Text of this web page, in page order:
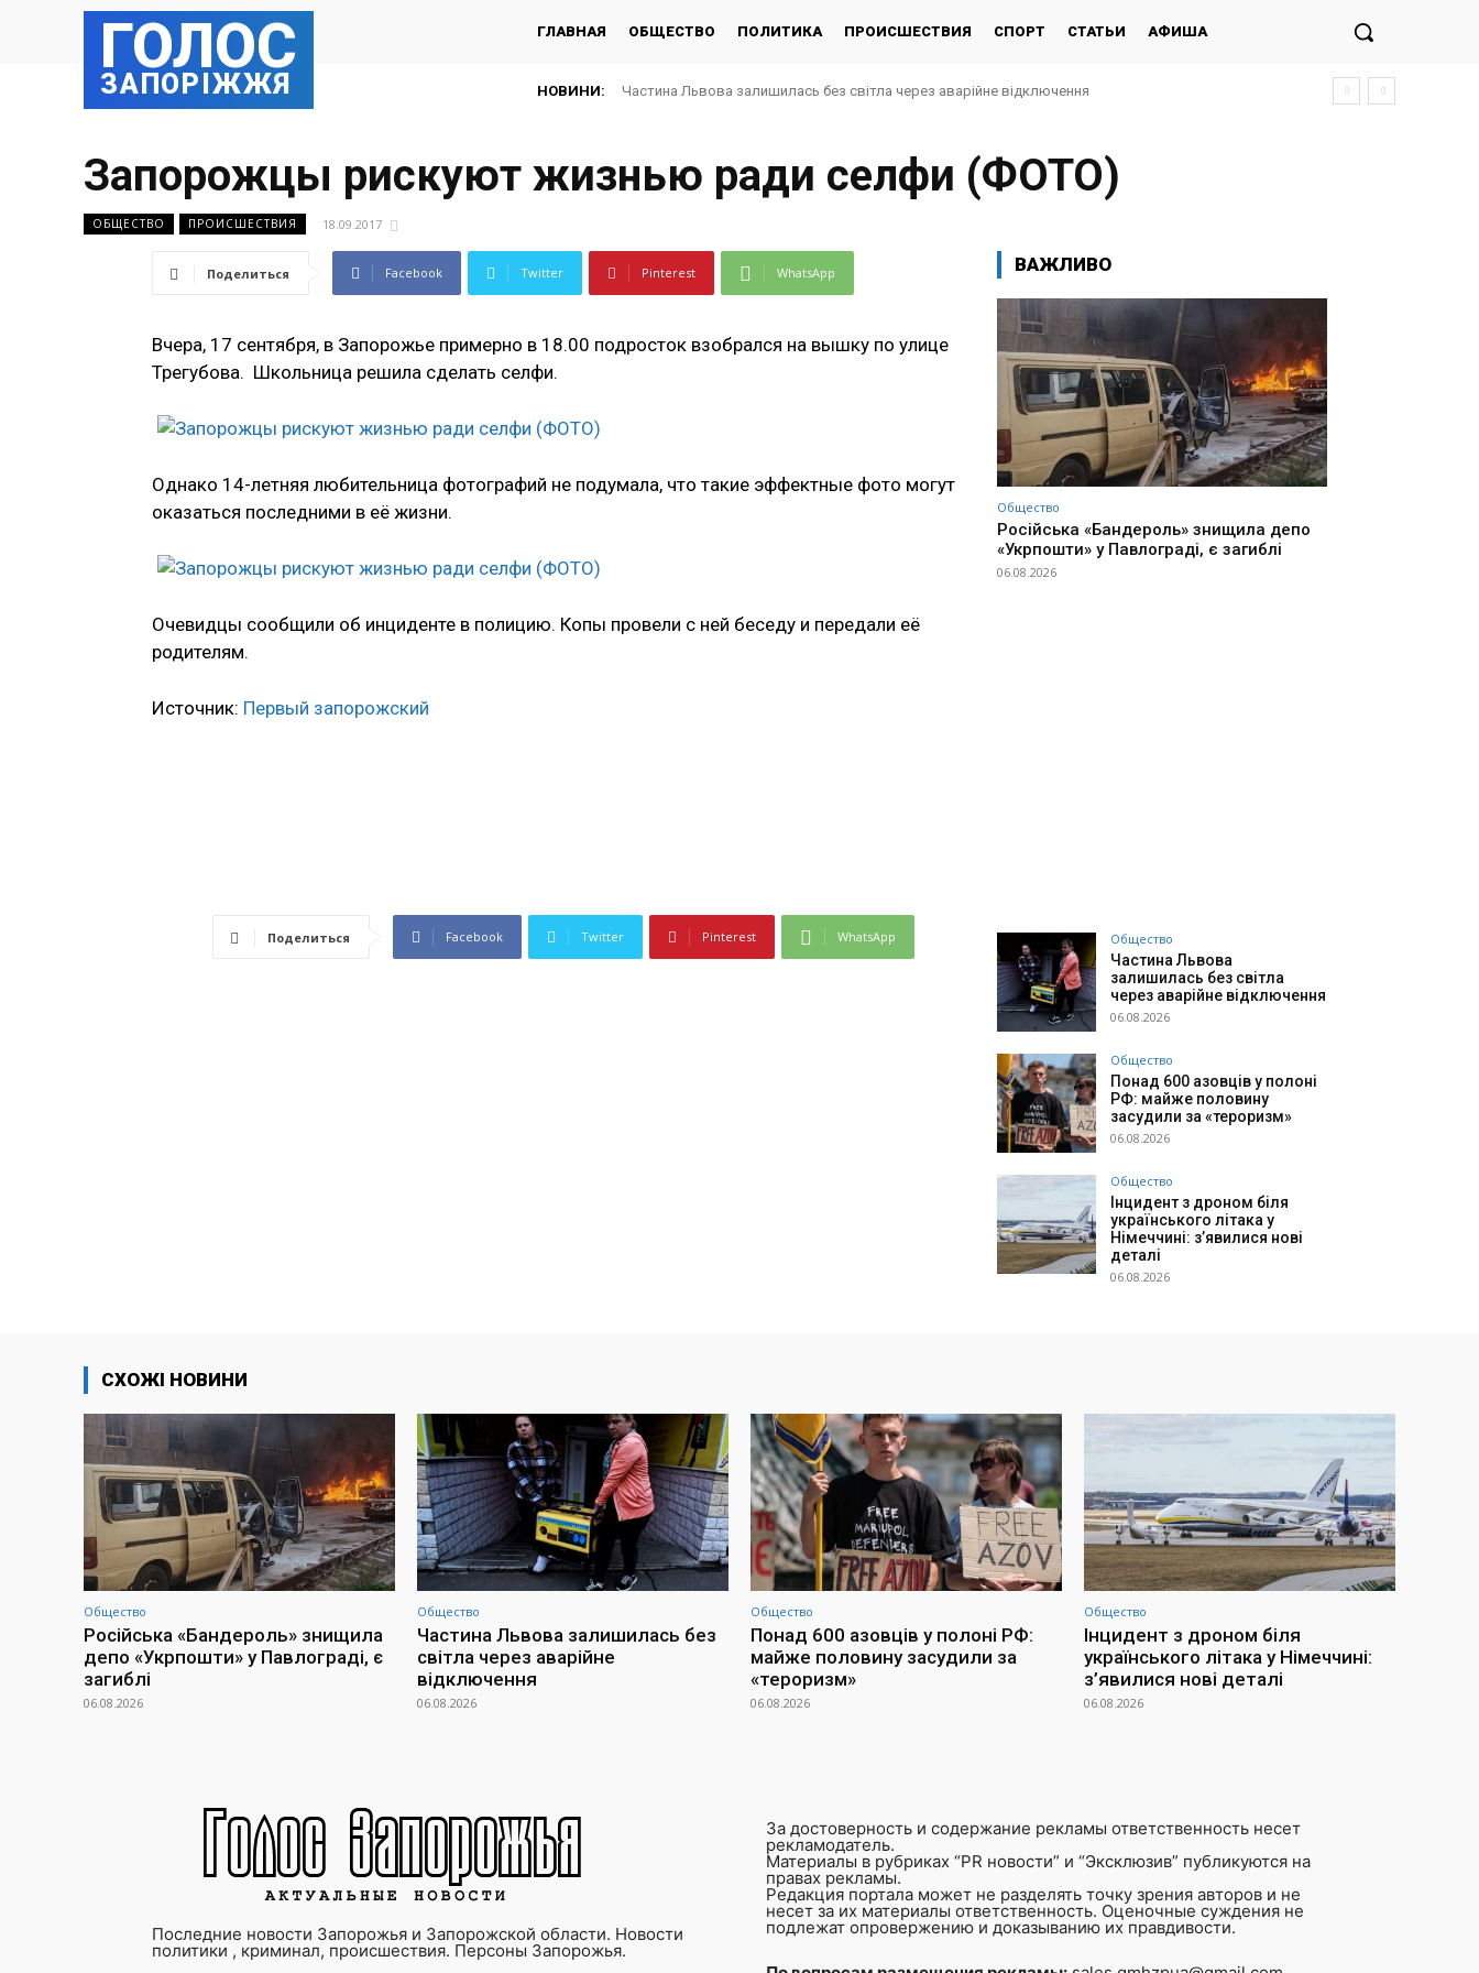
ГОЛОС
ЗАПОРІЖЖЯ
ГЛАВНАЯ ОБЩЕСТВО ПОЛИТИКА ПРОИСШЕСТВИЯ СПОРТ СТАТЬИ АФИША
НОВИНИ: Частина Львова залишилась без світла через аварійне відключення
Запорожцы рискуют жизнью ради селфи (ФОТО)
ОБЩЕСТВО ПРОИСШЕСТВИЯ 18.09.2017
Поделиться Facebook Twitter Pinterest WhatsApp
Вчера, 17 сентября, в Запорожье примерно в 18.00 подросток взобрался на вышку по улице
Трегубова. Школьница решила сделать селфи.
Однако 14-летняя любительница фотографий не подумала, что такие эффектные фото могут
оказаться последними в её жизни.
Очевидцы сообщили об инциденте в полицию. Копы провели с ней беседу и передали её
родителям.
Источник: Первый запорожский
Поделиться Facebook Twitter Pinterest WhatsApp
ВАЖЛИВО
Общество
Російська «Бандероль» знищила депо
«Укрпошти» у Павлограді, є загиблі
06.08.2026
Общество
Частина Львова
залишилась без світла
через аварійне відключення
06.08.2026
Общество
Понад 600 азовців у полоні
РФ: майже половину
засудили за «тероризм»
06.08.2026
Общество
Інцидент з дроном біля
українського літака у
Німеччині: з’явилися нові
деталі
06.08.2026
СХОЖІ НОВИНИ
Общество
Російська «Бандероль» знищила
депо «Укрпошти» у Павлограді, є
загиблі
06.08.2026
Общество
Частина Львова залишилась без
світла через аварійне
відключення
06.08.2026
Общество
Понад 600 азовців у полоні РФ:
майже половину засудили за
«тероризм»
06.08.2026
Общество
Інцидент з дроном біля
українського літака у Німеччині:
з’явилися нові деталі
06.08.2026
Последние новости Запорожья и Запорожской области. Новости
политики , криминал, происшествия. Персоны Запорожья.
За достоверность и содержание рекламы ответственность несет
рекламодатель.
Материалы в рубриках “PR новости” и “Эксклюзив” публикуются на
правах рекламы.
Редакция портала может не разделять точку зрения авторов и не
несет за их материалы ответственность. Оценочные суждения не
подлежат опровержению и доказыванию их правдивости.